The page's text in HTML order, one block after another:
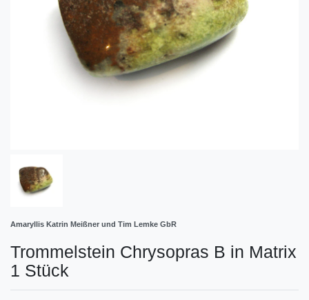
Amaryllis Katrin Meißner und Tim Lemke GbR
Trommelstein Chrysopras B in Matrix
1 Stück